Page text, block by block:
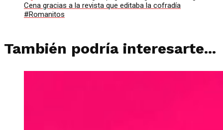
Cena gracias a la revista que editaba la cofradía
#Romanitos
También podría interesarte...